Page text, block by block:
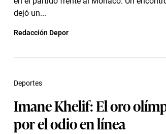
dejó un...
Redacción Depor
Imane Khelif: El oro
por el odio en línea
Deportes